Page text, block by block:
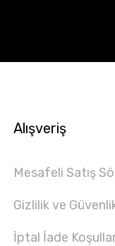
Alışveriş
Mesafeli Satış
Gizlilik ve
İptal İade